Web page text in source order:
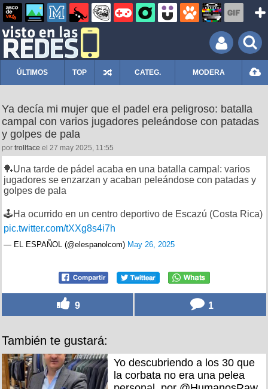
ÚLTIMOS TOP CATEG. MODERA
Ya decía mi mujer que el padel era peligroso: batalla
campal con varios jugadores peleándose con patadas
y golpes de pala
por trollface el 27 may 2025, 11:55
🏓Una tarde de pádel acaba en una batalla campal: varios
jugadores se enzarzan y acaban peleándose con patadas y
golpes de pala
🕹️Ha ocurrido en un centro deportivo de Escazú (Costa Rica)
pic.twitter.com/tXXg8s4i7h
— EL ESPAÑOL (@elespanolcom) May 26, 2025
9 1
También te gustará:
Yo descubriendo a los 30 que
la corbata no era una pelea